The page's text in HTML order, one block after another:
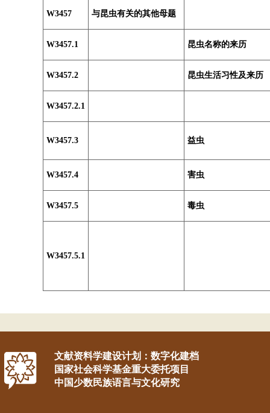
W3457 与昆虫有关的其他母题
W3457.1 昆虫名称的来历
W3457.2 昆虫生活习性及来历
W3457.2.1
W3457.3 益虫
W3457.4 害虫
W3457.5 毒虫
W3457.5.1
文献资料学建设计划：数字化建档
国家社会科学基金重大委托项目
中国少数民族语言与文化研究